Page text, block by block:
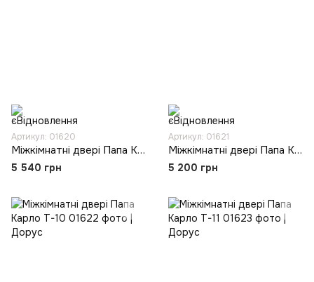
Артикул: 01620
Міжкімнатні двері Папа Карло T-08
5 540 грн
Артикул: 01621
Міжкімнатні двері Папа Карло T-09
5 200 грн